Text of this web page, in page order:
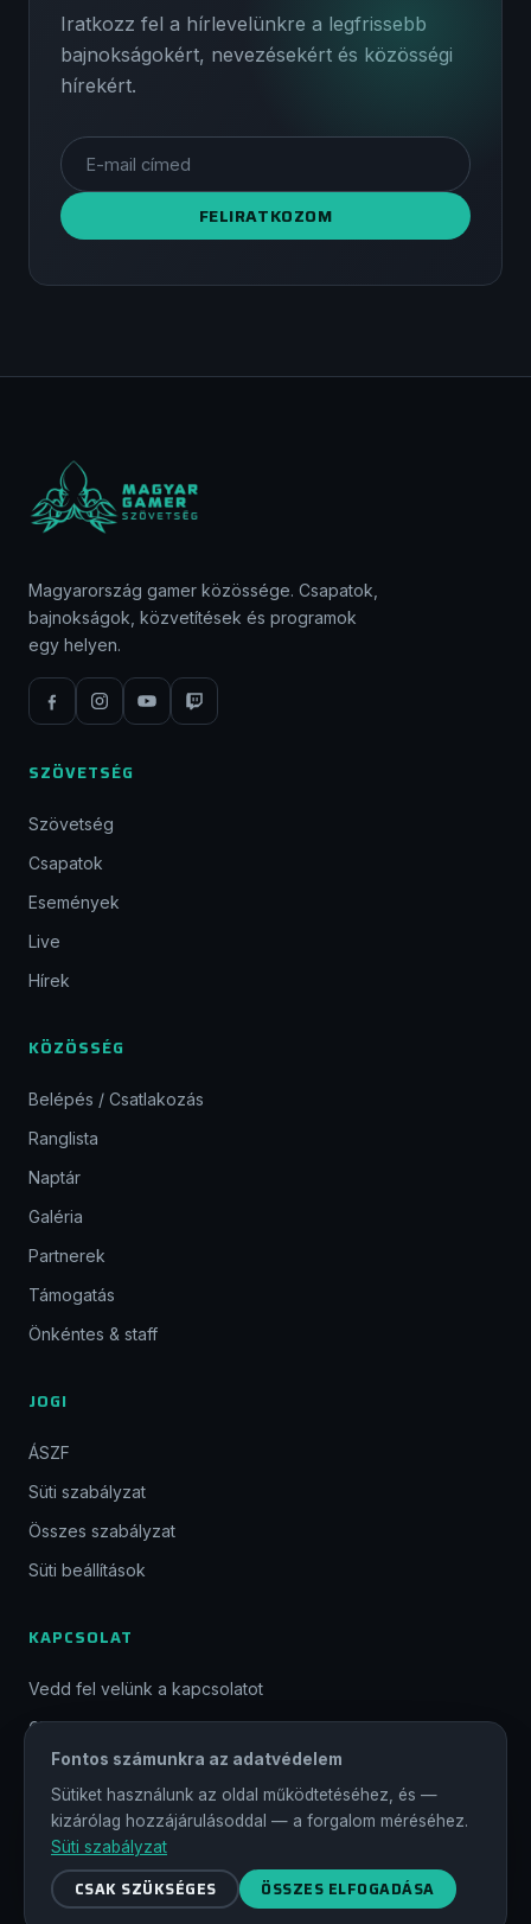
Iratkozz fel a hírlevelünkre a legfrissebb
bajnokságokért, nevezésekért és közösségi
hírekért.
FELIRATKOZOM
Magyarország gamer közössége. Csapatok,
bajnokságok, közvetítések és programok
egy helyen.
SZÖVETSÉG
Szövetség
Csapatok
Események
Live
Hírek
KÖZÖSSÉG
Belépés / Csatlakozás
Ranglista
Naptár
Galéria
Partnerek
Támogatás
Önkéntes & staff
JOGI
ÁSZF
Süti szabályzat
Összes szabályzat
Süti beállítások
KAPCSOLAT
Vedd fel velünk a kapcsolatot
GYIK
CSATLAKOZZ
© 2026 Magyar Gamer Szövetség. Minden jog fenntartva.
#magyargamer
Fontos számunkra az adatvédelem
Sütiket használunk az oldal működtetéséhez, és —
kizárólag hozzájárulásoddal — a forgalom méréséhez.
Süti szabályzat
CSAK SZÜKSÉGES ÖSSZES ELFOGADÁSA